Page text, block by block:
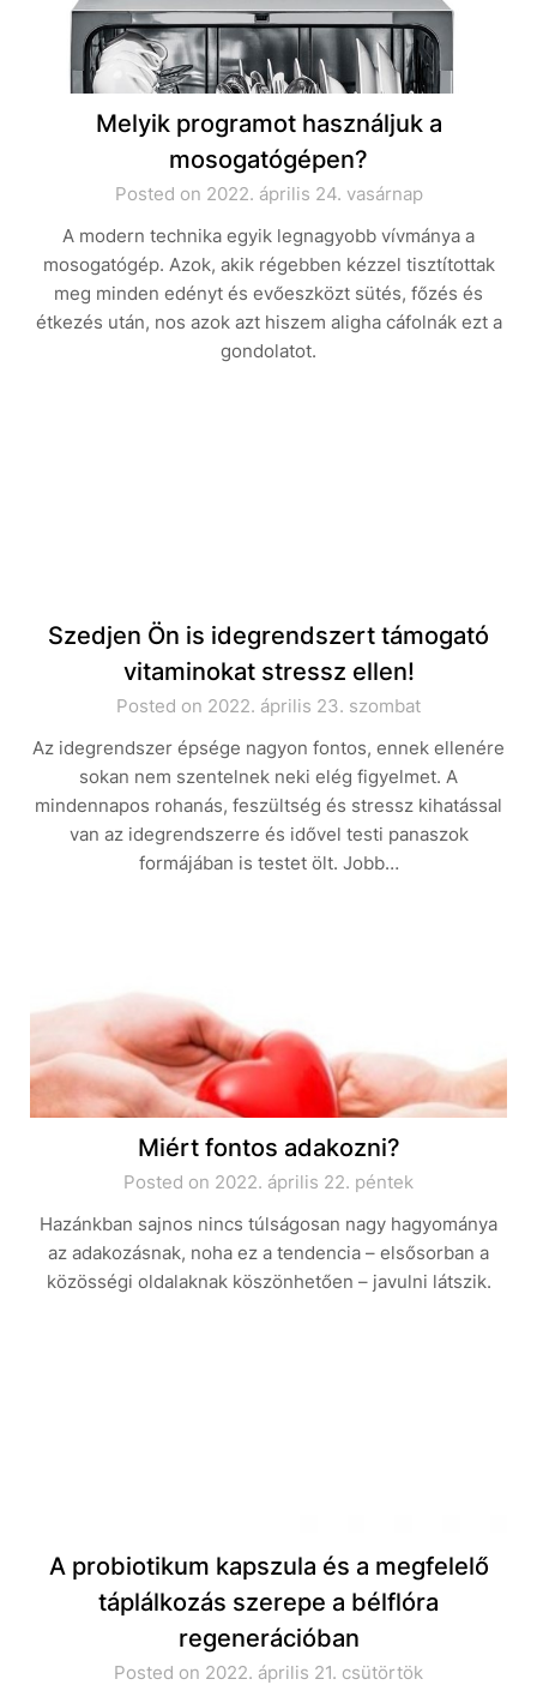
Melyik programot használjuk a
mosogatógépen?
Posted on 2022. április 24. vasárnap
A modern technika egyik legnagyobb vívmánya a
mosogatógép. Azok, akik régebben kézzel tisztítottak
meg minden edényt és evőeszközt sütés, főzés és
étkezés után, nos azok azt hiszem aligha cáfolnák ezt a
gondolatot.
Szedjen Ön is idegrendszert támogató
vitaminokat stressz ellen!
Posted on 2022. április 23. szombat
Az idegrendszer épsége nagyon fontos, ennek ellenére
sokan nem szentelnek neki elég figyelmet. A
mindennapos rohanás, feszültség és stressz kihatással
van az idegrendszerre és idővel testi panaszok
formájában is testet ölt. Jobb…
Miért fontos adakozni?
Posted on 2022. április 22. péntek
Hazánkban sajnos nincs túlságosan nagy hagyománya
az adakozásnak, noha ez a tendencia – elsősorban a
közösségi oldalaknak köszönhetően – javulni látszik.
A probiotikum kapszula és a megfelelő
táplálkozás szerepe a bélflóra
regenerációban
Posted on 2022. április 21. csütörtök